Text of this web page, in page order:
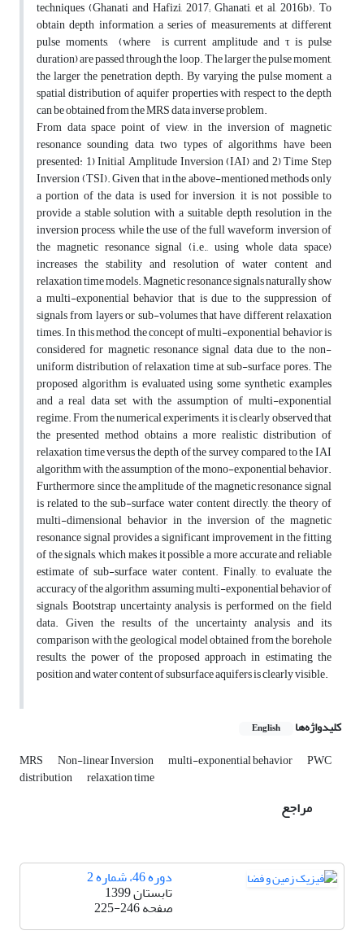
techniques (Ghanati and Hafizi, 2017; Ghanati, et al, 2016b). To
obtain depth information, a series of measurements at different
pulse moments, (where is current amplitude and τ is pulse
duration) are passed through the loop. The larger the pulse moment,
the larger the penetration depth. By varying the pulse moment, a
spatial distribution of aquifer properties with respect to the depth
can be obtained from the MRS data inverse problem.
From data space point of view, in the inversion of magnetic
resonance sounding data, two types of algorithms have been
presented: 1) Initial Amplitude Inversion (IAI) and 2) Time Step
Inversion (TSI). Given that in the above-mentioned methods only
a portion of the data is used for inversion, it is not possible to
provide a stable solution with a suitable depth resolution in the
inversion process, while the use of the full waveform inversion of
the magnetic resonance signal (i.e., using whole data space)
increases the stability and resolution of water content and
relaxation time models. Magnetic resonance signals naturally show
a multi-exponential behavior that is due to the suppression of
signals from layers or sub-volumes that have different relaxation
times. In this method, the concept of multi-exponential behavior is
considered for magnetic resonance signal data due to the non-
uniform distribution of relaxation time at sub-surface pores. The
proposed algorithm is evaluated using some synthetic examples
and a real data set with the assumption of multi-exponential
regime. From the numerical experiments, it is clearly observed that
the presented method obtains a more realistic distribution of
relaxation time versus the depth of the survey compared to the IAI
algorithm with the assumption of the mono-exponential behavior.
Furthermore, since the amplitude of the magnetic resonance signal
is related to the sub-surface water content directly, the theory of
multi-dimensional behavior in the inversion of the magnetic
resonance signal provides a significant improvement in the fitting
of the signals, which makes it possible a more accurate and reliable
estimate of sub-surface water content. Finally, to evaluate the
accuracy of the algorithm assuming multi-exponential behavior of
signals, Bootstrap uncertainty analysis is performed on the field
data. Given the results of the uncertainty analysis and its
comparison with the geological model obtained from the borehole
results, the power of the proposed approach in estimating the
position and water content of subsurface aquifers is clearly visible.
کلیدواژه‌ها English
MRS Non-linear Inversion multi-exponential behavior PWC
distribution relaxation time
مراجع
دوره 46، شماره 2
تابستان 1399
صفحه225-246